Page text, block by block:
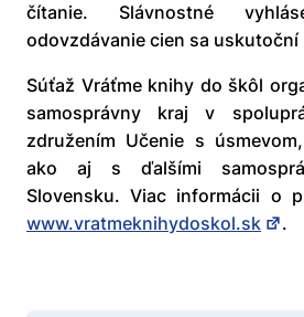
čítanie. Slávnostné
odovzdávanie cien sa uskutoční
Súťaž Vráťme knihy do škôl
samosprávny kraj v
združením Učenie s
ako aj s ďalšími
Slovensku. Viac informácii o
www.vratmeknihydoskol.sk
.